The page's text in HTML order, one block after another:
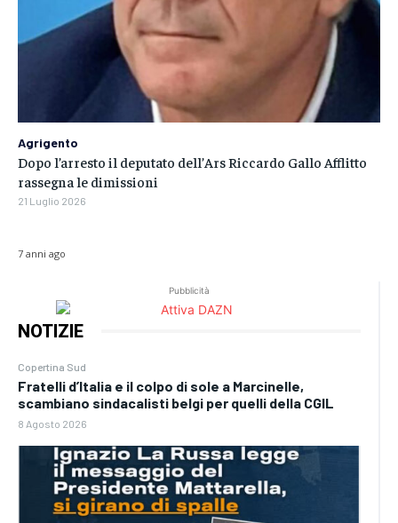
Pubblicità
NOTIZIE
Copertina Sud
Fratelli d’Italia e il colpo di sole a Marcinelle,
scambiano sindacalisti belgi per quelli della CGIL
8 Agosto 2026
7 anni ago
Agrigento
Dopo l’arresto il deputato dell’Ars Riccardo Gallo Afflitto
rassegna le dimissioni
21 Luglio 2026